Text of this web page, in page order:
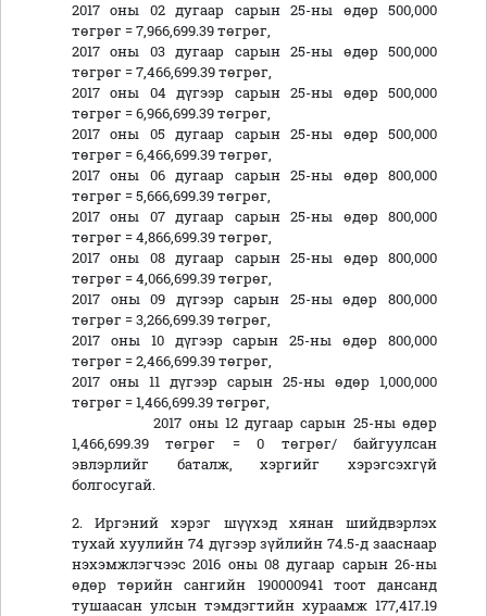
2017 оны 02 дугаар сарын 25-ны өдөр 500,000
төгрөг = 7,966,699.39 төгрөг,
2017 оны 03 дугаар сарын 25-ны өдөр 500,000
төгрөг = 7,466,699.39 төгрөг,
2017 оны 04 дүгээр сарын 25-ны өдөр 500,000
төгрөг = 6,966,699.39 төгрөг,
2017 оны 05 дугаар сарын 25-ны өдөр 500,000
төгрөг = 6,466,699.39 төгрөг,
2017 оны 06 дугаар сарын 25-ны өдөр 800,000
төгрөг = 5,666,699.39 төгрөг,
2017 оны 07 дугаар сарын 25-ны өдөр 800,000
төгрөг = 4,866,699.39 төгрөг,
2017 оны 08 дугаар сарын 25-ны өдөр 800,000
төгрөг = 4,066,699.39 төгрөг,
2017 оны 09 дүгээр сарын 25-ны өдөр 800,000
төгрөг = 3,266,699.39 төгрөг,
2017 оны 10 дүгээр сарын 25-ны өдөр 800,000
төгрөг = 2,466,699.39 төгрөг,
2017 оны 11 дүгээр сарын 25-ны өдөр 1,000,000
төгрөг = 1,466,699.39 төгрөг,
2017 оны 12 дугаар сарын 25-ны өдөр
1,466,699.39 төгрөг = 0 төгрөг/ байгуулсан
эвлэрлийг баталж, хэргийг хэрэгсэхгүй
болгосугай.
2. Иргэний хэрэг шүүхэд хянан шийдвэрлэх
тухай хуулийн 74 дүгээр зүйлийн 74.5-д зааснаар
нэхэмжлэгчээс 2016 оны 08 дугаар сарын 26-ны
өдөр төрийн сангийн 190000941 тоот дансанд
тушаасан улсын тэмдэгтийн хураамж 177,417.19